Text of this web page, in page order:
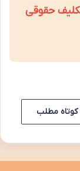
حقوقی
مطلب